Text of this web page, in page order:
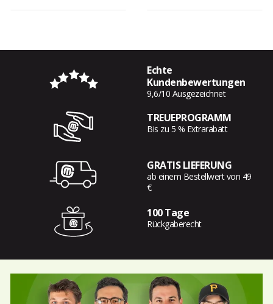
Echte
Kundenbewertungen
9,6/10 Ausgezeichnet
TREUEPROGRAMM
Bis zu 5 % Extrarabatt
GRATIS LIEFERUNG
ab einem Bestellwert von 49
€
100 Tage
Rückgaberecht